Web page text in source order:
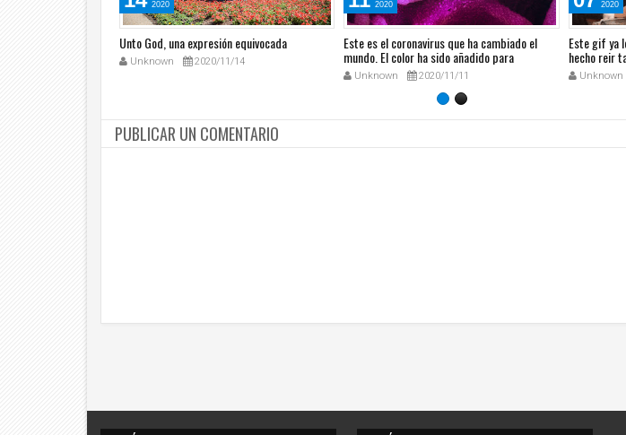
2020
Unto God, una expresión equivocada
Unknown 2020/11/14
2020
Este es el coronavirus que ha cambiado el
mundo. El color ha sido añadido para
distinguirlo.
Unknown 2020/11/11
2020
Este gif ya
hecho reir
Unknown
PUBLICAR UN COMENTARIO